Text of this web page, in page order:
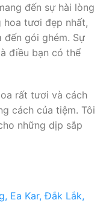
đến sự hài lòng
hoa tươi đẹp nhất,
đến gói ghém. Sự
điều bạn có thể
rất tươi và cách
cách của tiệm. Tôi
những dịp sắp
Ea Kar, Đắk Lắk,